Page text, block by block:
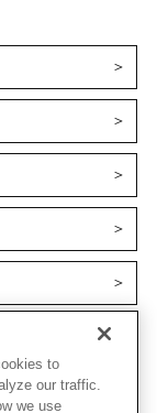
＞
＞
＞
＞
＞
to
our traffic.
we use